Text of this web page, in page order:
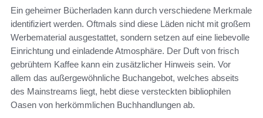
Ein geheimer Bücherladen kann durch verschiedene Merkmale
identifiziert werden. Oftmals sind diese Läden nicht mit großem
Werbematerial ausgestattet, sondern setzen auf eine liebevolle
Einrichtung und einladende Atmosphäre. Der Duft von frisch
gebrühtem Kaffee kann ein zusätzlicher Hinweis sein. Vor
allem das außergewöhnliche Buchangebot, welches abseits
des Mainstreams liegt, hebt diese versteckten bibliophilen
Oasen von herkömmlichen Buchhandlungen ab.